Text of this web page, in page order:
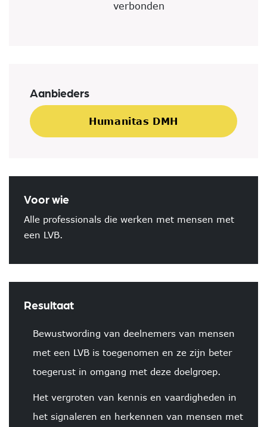
verbonden
Aanbieders
Humanitas DMH
Voor wie
Alle professionals die werken met mensen met
een LVB.
Resultaat
Bewustwording van deelnemers van mensen
met een LVB is toegenomen en ze zijn beter
toegerust in omgang met deze doelgroep.
Het vergroten van kennis en vaardigheden in
het signaleren en herkennen van mensen met